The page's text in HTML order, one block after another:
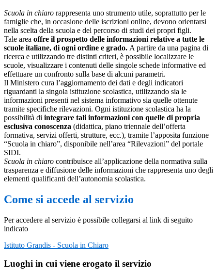
Scuola in chiaro rappresenta uno strumento utile, soprattutto per le
famiglie che, in occasione delle iscrizioni online, devono orientarsi
nella scelta della scuola e del percorso di studi dei propri figli.
Tale area offre il prospetto delle informazioni relative a tutte le
scuole italiane, di ogni ordine e grado. A partire da una pagina di
ricerca e utilizzando tre distinti criteri, è possibile localizzare le
scuole, visualizzare i contenuti delle singole schede informative ed
effettuare un confronto sulla base di alcuni parametri.
Il Ministero cura l’aggiornamento dei dati e degli indicatori
riguardanti la singola istituzione scolastica, utilizzando sia le
informazioni presenti nel sistema informativo sia quelle ottenute
tramite specifiche rilevazioni. Ogni istituzione scolastica ha la
possibilità di integrare tali informazioni con quelle di propria
esclusiva conoscenza (didattica, piano triennale dell’offerta
formativa, servizi offerti, strutture, ecc.), tramite l’apposita funzione
“Scuola in chiaro”, disponibile nell’area “Rilevazioni” del portale
SIDI.
Scuola in chiaro contribuisce all’applicazione della normativa sulla
trasparenza e diffusione delle informazioni che rappresenta uno degli
elementi qualificanti dell’autonomia scolastica.
Come si accede al servizio
Per accedere al servizio è possibile collegarsi al link di seguito
indicato
Istituto Grandis - Scuola in Chiaro
Luoghi in cui viene erogato il servizio